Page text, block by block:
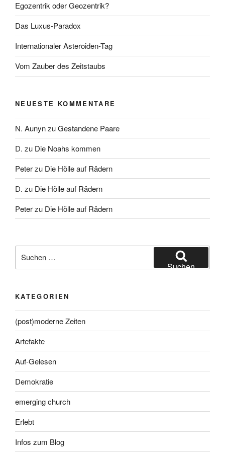
Egozentrik oder Geozentrik?
Das Luxus-Paradox
Internationaler Asteroiden-Tag
Vom Zauber des Zeitstaubs
NEUESTE KOMMENTARE
N. AunynzuGestandene Paare
D. zu Die Noahs kommen
Peterzu Die Hölle auf Rädern
D. zu Die Hölle auf Rädern
Peterzu Die Hölle auf Rädern
nach:
Suchen
KATEGORIEN
(post)moderne Zeiten
Artefakte
Auf-Gelesen
Demokratie
emerging church
Erlebt
Infos zum Blog